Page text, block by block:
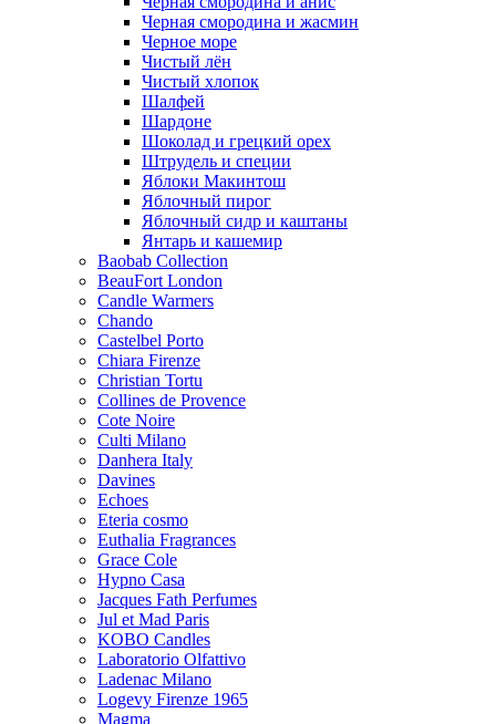
Черная смородина и жасмин
Черное море
Чистый лён
Чистый хлопок
Шалфей
Шардоне
Шоколад и грецкий орех
Штрудель и специи
Яблоки Макинтош
Яблочный пирог
Яблочный сидр и каштаны
Янтарь и кашемир
Baobab Collection
BeauFort London
Candle Warmers
Chando
Castelbel Porto
Chiara Firenze
Christian Tortu
Collines de Provence
Cote Noire
Culti Milano
Danhera Italy
Davines
Echoes
Eteria cosmo
Euthalia Fragrances
Grace Cole
Hypno Casa
Jacques Fath Perfumes
Jul et Mad Paris
KOBO Candles
Laboratorio Olfattivo
Ladenac Milano
Logevy Firenze 1965
Magma